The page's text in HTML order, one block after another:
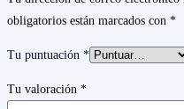
obligatorios están marcados con *
Tu puntuación *
Tu valoración *